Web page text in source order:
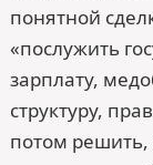
понятной
«послужить
зарплату,
структуру,
потом решить,